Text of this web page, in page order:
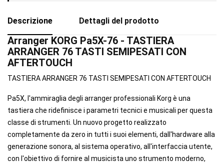
Descrizione Dettagli del prodotto
Arranger KORG Pa5X-76 - TASTIERA
ARRANGER 76 TASTI SEMIPESATI CON
AFTERTOUCH
TASTIERA ARRANGER 76 TASTI SEMIPESATI CON AFTERTOUCH
Pa5X, l'ammiraglia degli arranger professionali Korg è una
tastiera che ridefinisce i parametri tecnici e musicali per questa
classe di strumenti. Un nuovo progetto realizzato
completamente da zero in tutti i suoi elementi, dall'hardware alla
generazione sonora, al sistema operativo, all'interfaccia utente,
con l'obiettivo di fornire al musicista uno strumento moderno,